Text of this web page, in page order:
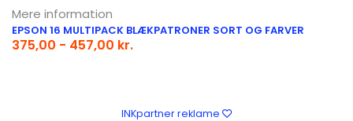
Mere information
EPSON 16 MULTIPACK BLÆKPATRONER SORT OG FARVER
375,00 - 457,00 kr.
INKpartner reklame